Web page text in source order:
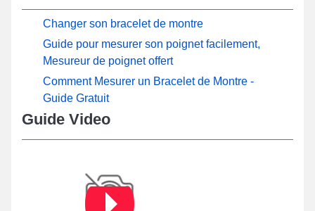
Changer son bracelet de montre
Guide pour mesurer son poignet facilement,
Mesureur de poignet offert
Comment Mesurer un Bracelet de Montre -
Guide Gratuit
Guide Video